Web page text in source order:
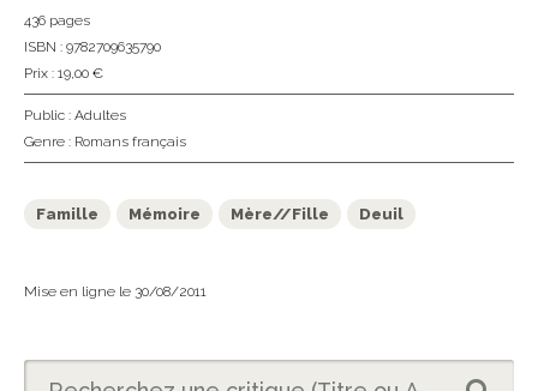
436 pages
ISBN : 9782709635790
Prix : 19,00 €
Public : Adultes
Genre : Romans français
Famille Mémoire Mère//Fille Deuil
Mise en ligne le 30/08/2011